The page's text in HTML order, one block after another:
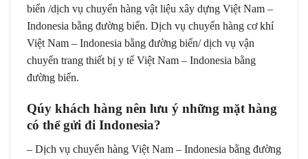
biển /dịch vụ chuyển hàng vật liệu xây dựng Việt Nam –
Indonesia bằng đường biển. Dịch vụ chuyển hàng cơ khí
Việt Nam – Indonesia bằng đường biển/ dịch vụ vận
chuyển trang thiết bị y tế Việt Nam – Indonesia bằng
đường biển.
Qúy khách hàng nên lưu ý những mặt hàng
có thể gửi đi Indonesia?
– Dịch vụ chuyển hàng Việt Nam – Indonesia bằng đường